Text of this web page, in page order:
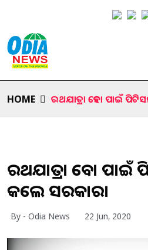
HOME ରଥଯାତ୍ରା ହେବା ପାଇଁ
ରଥଯାତ୍ରା ହେବା
କଲେ ସରକାର।
By - Odia News 22 Jun, 2020